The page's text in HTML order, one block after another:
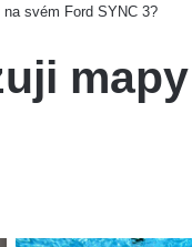
svém Ford SYNC 3?